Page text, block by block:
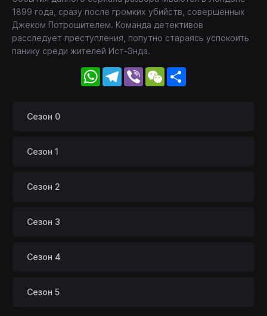
1899 года, сразу после громких убийств, совершенных
Джеком Потрошителем. Команда детективов
расследует преступления, попутно стараясь успокоить
панику среди жителей Ист-Энда.
WhatsApp
Telegram
Viber WeChat
Сезон 0
Сезон 1
Сезон 2
Сезон 3
Сезон 4
Сезон 5